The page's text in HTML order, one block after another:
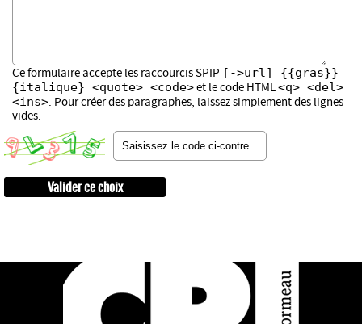
Ce formulaire accepte les raccourcis SPIP [->url] {{gras}}
{italique} <quote> <code>et le code HTML<q> <del>
<ins>. Pour créer des paragraphes, laissez simplement des lignes
vides.